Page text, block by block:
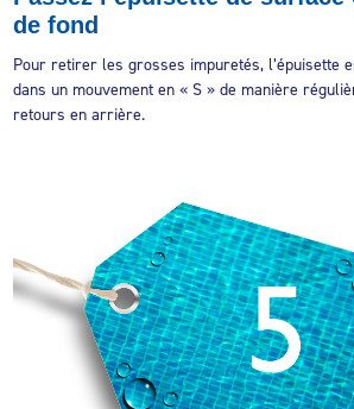
de fond
Pour retirer les grosses impuretés, l’épuisette
dans un mouvement en « S » de manière
retours en arrière.